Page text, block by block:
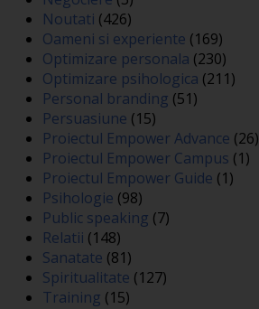
Noutati (426)
Oameni si experiente (169)
Optimizare personala (230)
Optimizare psihologica (211)
Personal branding (51)
Persuasiune (15)
Proiectul Empower Advance (26)
Proiectul Empower Campus (1)
Proiectul Empower Guide (1)
Psihologie (98)
Public speaking (7)
Relatii (148)
Sanatate (81)
Spiritualitate (127)
Training (15)